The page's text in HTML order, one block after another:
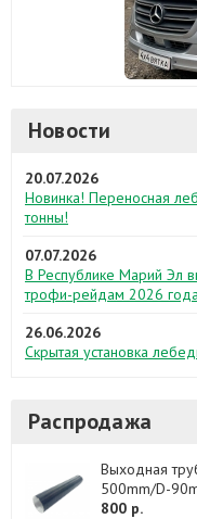
Новости
20.07.2026
Новинка! Переносная
тонны!
07.07.2026
В Республике Марий Эл
трофи-рейдам 2026 года
26.06.2026
Скрытая установка
Распродажа
Выходная
500mm/D-
800 р.